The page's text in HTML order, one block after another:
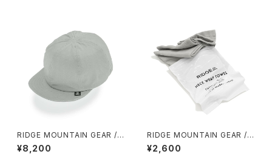
RIDGE MOUNTAIN GEAR / B
ASIC CAP（NT）EXTRA
¥8,200
RIDGE MOUNTAIN GEAR /
NECK WRAP TOWEL
¥2,600